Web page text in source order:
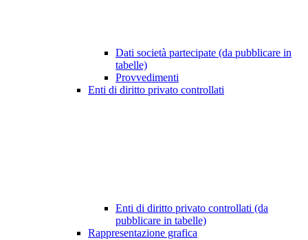
Dati società partecipate (da pubblicare in
tabelle)
Provvedimenti
Enti di diritto privato controllati
Enti di diritto privato controllati (da
pubblicare in tabelle)
Rappresentazione grafica